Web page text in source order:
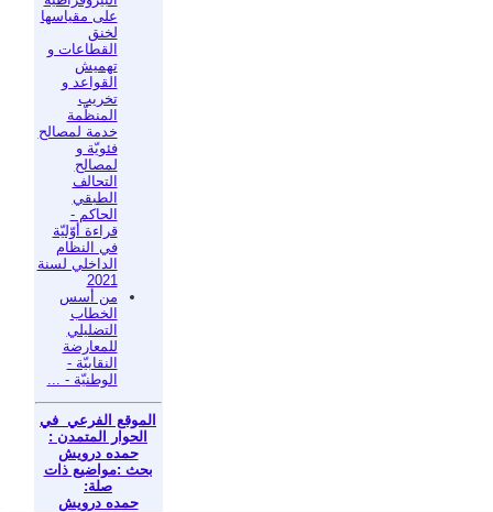
على مقياسها
لخنق
القطاعات و
تهميش
القواعد و
تخريب
المنظّمة
خدمة لمصالح
فئويّة و
لمصالح
التحالف
الطبقي
الحاكم -
قراءة أوّليّة
في النظام
الداخلي لسنة
2021
من أسس
الخطاب
التضليلي
للمعارضة
النقابيّة -
الوطنيّة - ...
الموقع الفرعي في
الحوار المتمدن :
حمده درويش
بحث :مواضيع ذات
صلة:
حمده درويش